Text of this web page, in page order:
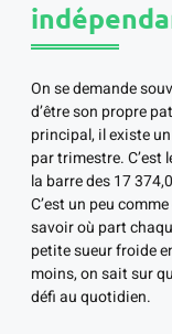
On se demande
d’être son propre
principal, il existe
par trimestre. C’est
la barre des 17
C’est un peu
savoir où part
petite sueur froide
moins, on sait sur
défi au quotidien.